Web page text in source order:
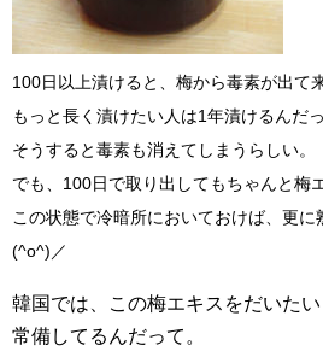
100日以上漬けると、梅から毒素が出て
もっと長く漬けたい人は1年漬けるんだっ
そうすると毒素も消えてしまうらしい。
でも、100日で取り出してもちゃんと梅
この状態で冷暗所においておけば、更に
(^o^)／
韓国では、この梅エキスをだいた
常備してるんだって。